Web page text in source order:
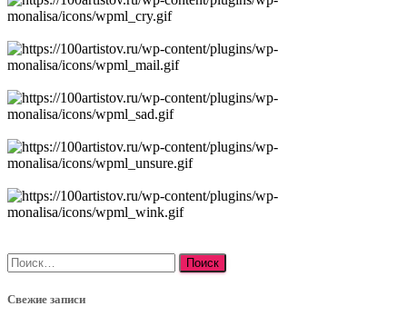
Найти:
Свежие записи